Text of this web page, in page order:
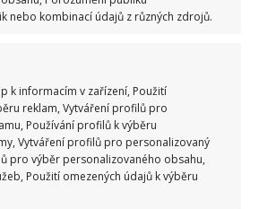
nebo kombinací údajů z různých zdrojů.
k informacím v zařízení, Použití
reklam, Vytváření profilů pro
Používání profilů k výběru
Vytváření profilů pro personalizovaný
pro výběr personalizovaného obsahu,
Použití omezených údajů k výběru
nastavit sprchu do požadované
být veselá, hravá a děti by se v ní
Pokud jste zvolili umírněnou dlažbu